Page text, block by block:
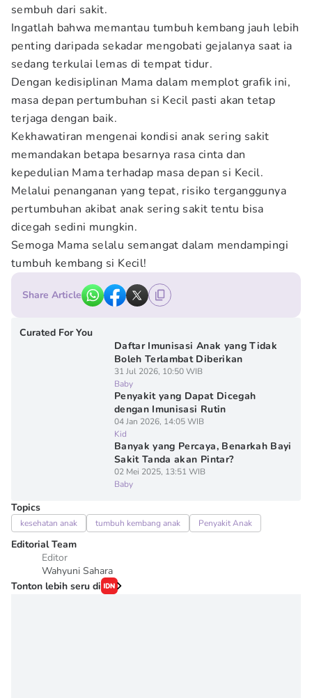
sembuh dari sakit.
Ingatlah bahwa memantau tumbuh kembang jauh lebih
penting daripada sekadar mengobati gejalanya saat ia
sedang terkulai lemas di tempat tidur.
Dengan kedisiplinan Mama dalam memplot grafik ini,
masa depan pertumbuhan si Kecil pasti akan tetap
terjaga dengan baik.
Kekhawatiran mengenai kondisi anak sering sakit
memandakan betapa besarnya rasa cinta dan
kepedulian Mama terhadap masa depan si Kecil.
Melalui penanganan yang tepat, risiko terganggunya
pertumbuhan akibat anak sering sakit tentu bisa
dicegah sedini mungkin.
Semoga Mama selalu semangat dalam mendampingi
tumbuh kembang si Kecil!
Share Article
Curated For You
Daftar Imunisasi Anak yang Tidak
Boleh Terlambat Diberikan
31 Jul 2026, 10:50 WIB
Baby
Penyakit yang Dapat Dicegah
dengan Imunisasi Rutin
04 Jan 2026, 14:05 WIB
Kid
Banyak yang Percaya, Benarkah Bayi
Sakit Tanda akan Pintar?
02 Mei 2025, 13:51 WIB
Baby
Topics
kesehatan anak tumbuh kembang anak Penyakit Anak
Editorial Team
Editor
Wahyuni Sahara
Tonton lebih seru di